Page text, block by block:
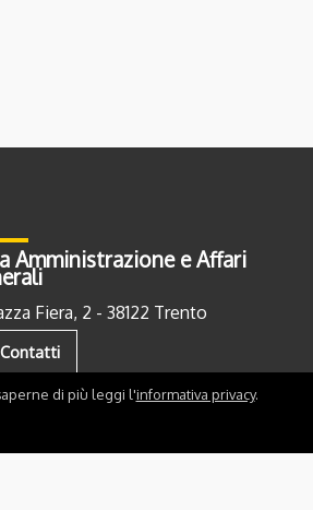
Amministrazione e Affari
Fiera, 2 - 38122 Trento
di più leggi l'informativa privacy.